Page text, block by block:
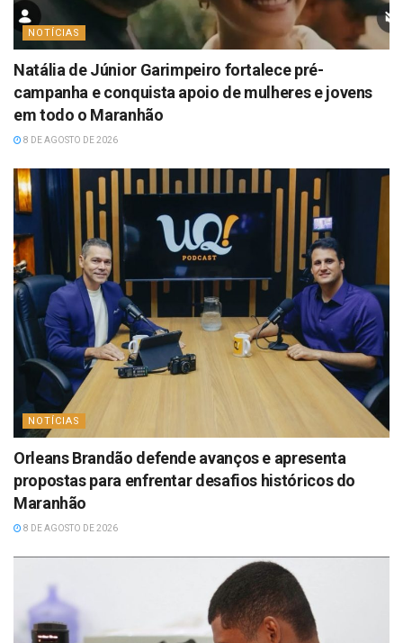
NOTÍCIAS
Natália de Júnior Garimpeiro fortalece pré-
campanha e conquista apoio de mulheres e jovens
em todo o Maranhão
8 DE AGOSTO DE 2026
NOTÍCIAS
Orleans Brandão defende avanços e apresenta
propostas para enfrentar desafios históricos do
Maranhão
8 DE AGOSTO DE 2026